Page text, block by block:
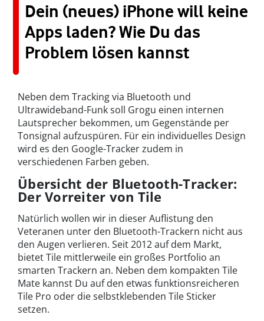
Dein (neues) iPhone will keine
Apps laden? Wie Du das
Problem lösen kannst
Neben dem Tracking via Bluetooth und
Ultrawideband-Funk soll Grogu einen internen
Lautsprecher bekommen, um Gegenstände per
Tonsignal aufzuspüren. Für ein individuelles Design
wird es den Google-Trackerzudem in
verschiedenen Farben geben.
Übersicht der Bluetooth-Tracker:
Der Vorreiter von Tile
Natürlich wollen wir in dieser Auflistung den
Veteranen unter den Bluetooth-Trackern nicht aus
den Augen verlieren. Seit 2012 auf dem Markt,
bietet Tile mittlerweile ein großes Portfolio an
smarten Trackern an. Neben dem kompakten Tile
Mate kannst Du auf den etwas funktionsreicheren
Tile Pro oder die selbstklebenden Tile Sticker
setzen.